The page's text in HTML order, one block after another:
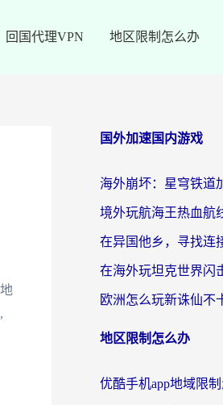
回国代理VPN 地区限制怎么办
国外加速国内游戏
地区限制怎么办